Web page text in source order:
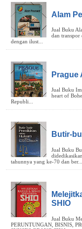
Alam
Prague
Butir-
SHIO